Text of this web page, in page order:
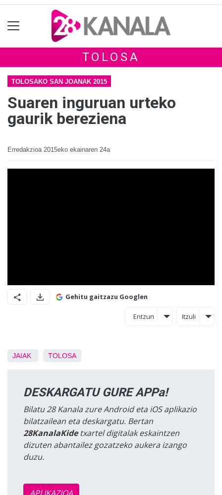
TOLOSA
TOLOSAKO SAN JOANAK 2015
Suaren inguruan urteko
gaurik bereziena
Erredakzioa 2015eko ekainaren 24a
Gehitu gaitzazu Googlen
Entzun Itzuli
JAIAK TOLOSA
DESKARGATU GURE APPa!
Bilatu 28 Kanala zure Android eta iOS aplikazio
bilatzailean eta deskargatu. Bertan
28KanalaKidetxartel digitalak eskaintzen
dizuten abantailez gozatzeko aukera izango
duzu.